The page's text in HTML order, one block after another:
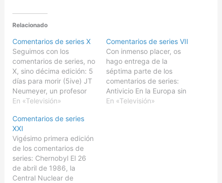
Relacionado
Comentarios de series X
Seguimos con los
comentarios de series, no
X, sino décima edición: 5
días para morir (5ive) JT
Neumeyer, un profesor
de Física, recibe un
enigmática información
en donde se demuestra
que va a ser asesinado
en cinco días. En un
principio piensa que se
trata de una…
En «Televisión»
Comentarios de series VII
Con inmenso placer, os
hago entrega de la
séptima parte de los
comentarios de series:
Antivicio En la Europa sin
fronteras del siglo XXI, el
En «Televisión»
Comentarios de series
XXI
Vigésimo primera edición
de los comentarios de
series: Chernobyl El 26
de abril de 1986, la
Central Nuclear de